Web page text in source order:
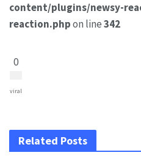
content/plugins/newsy-
reaction.phpon line342
0
viral
Related Posts